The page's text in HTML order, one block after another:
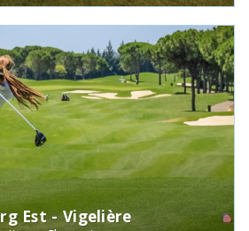
Est - Vigelière